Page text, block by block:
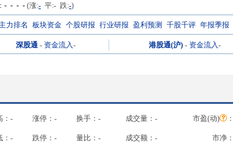
： - - - - (涨:- 平:- 跌:-)
主力排名 板块资金 个股研报 行业研报 盈利预测 千股千评 年报季报
深股通 - 资金流入- 港股通(沪) - 资金流入-
- 涨停： - 换手： - 成交量： - 市盈(动) ：
- 跌停： - 量比： - 成交额： - 市净：